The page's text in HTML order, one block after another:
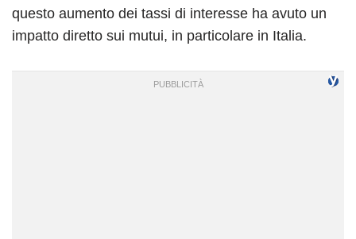
questo aumento dei tassi di interesse ha avuto un
impatto diretto sui mutui, in particolare in Italia.